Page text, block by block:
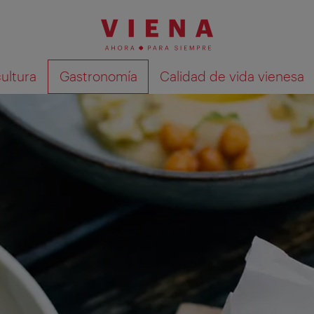
Gastronomía Calidad de vida vienesa
Mostrar resultados de la búsqueda en